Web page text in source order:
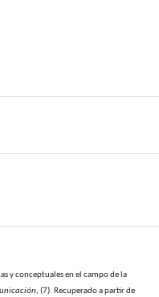
y conceptuales en el campo de la
, (7). Recuperado a partir de